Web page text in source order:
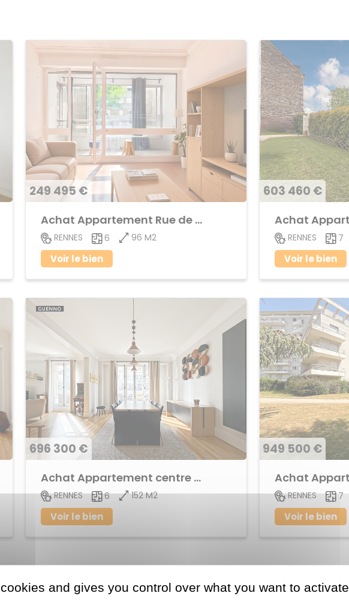
249 495 €
Achat Appartement Rue de Nantes
RENNES 6 96 M2
Voir le bien
603 460 €
RENNES 7
Voir le bien
696 300 €
Achat Appartement centre ville
RENNES 6 152 M2
Voir le bien
949 500 €
RENNES 7
Voir le bien
and gives you control over what you want to activate